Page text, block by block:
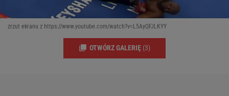
zrzut ekranu z https://www.youtube.com/watch?v=L5AyQFJLKYY
OTWÓRZ GALERIĘ (3)